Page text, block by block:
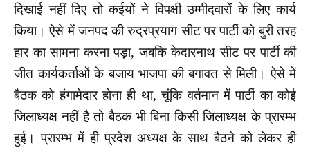
दिखाई नहीं दिए तो कईयों ने विपक्षी उम्मीदवारों के लिए कार्य
किया। ऐसे में जनपद की रुद्रप्रयाग सीट पर पार्टी को बुरी तरह
हार का सामना करना पड़ा, जबकि केदारनाथ सीट पर पार्टी की
जीत कार्यकर्ताओं के बजाय भाजपा की बगावत से मिली। ऐसे में
बैठक को हंगामेदार होना ही था, चूंकि वर्तमान में पार्टी का कोई
जिलाध्यक्ष नहीं है तो बैठक भी बिना किसी जिलाध्यक्ष के प्रारम्भ
हुई। प्रारम्भ में ही प्रदेश अध्यक्ष के साथ बैठने को लेकर ही